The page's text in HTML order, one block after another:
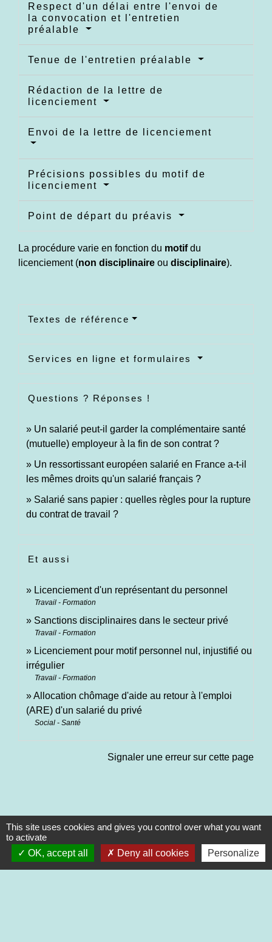
Respect d'un délai entre l'envoi de
la convocation et l'entretien
préalable
Tenue de l'entretien préalable
Rédaction de la lettre de
licenciement
Envoi de la lettre de licenciement
Précisions possibles du motif de
licenciement
Point de départ du préavis
La procédure varie en fonction du motifdu
licenciement (non disciplinaire ou disciplinaire).
Textes de référence
Services en ligne et formulaires
Questions ? Réponses !
Un salarié peut-il garder la complémentaire santé
(mutuelle) employeur à la fin de son contrat ?
Un ressortissant européen salarié en France a-t-il
les mêmes droits qu'un salarié français ?
Salarié sans papier : quelles règles pour la rupture
du contrat de travail ?
Et aussi
Licenciement d'un représentant du personnel
Travail - Formation
Sanctions disciplinaires dans le secteur privé
Travail - Formation
Licenciement pour motif personnel nul, injustifié ou
irrégulier
Travail - Formation
Allocation chômage d'aide au retour à l'emploi
(ARE) d'un salarié du privé
Social - Santé
Signaler une erreur sur cette page
Commune de Saint-Martin-de-Saint-Maixent
2 rue des Ecoles
This site uses cookies and gives you control over what you want
to activate
OK, accept all
Deny all cookies Personalize